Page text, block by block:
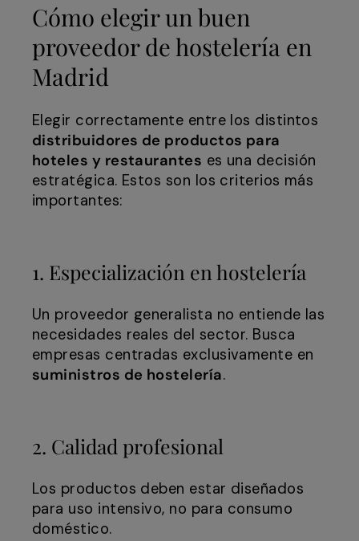
Cómo elegir un buen
proveedor de hostelería en
Madrid
Elegir correctamente entre los distintos
distribuidores de productos para
hoteles y restaurantes es una decisión
estratégica. Estos son los criterios más
importantes:
1. Especialización en hostelería
Un proveedor generalista no entiende las
necesidades reales del sector. Busca
empresas centradas exclusivamente en
suministros de hostelería.
2. Calidad profesional
Los productos deben estar diseñados
para uso intensivo, no para consumo
doméstico.